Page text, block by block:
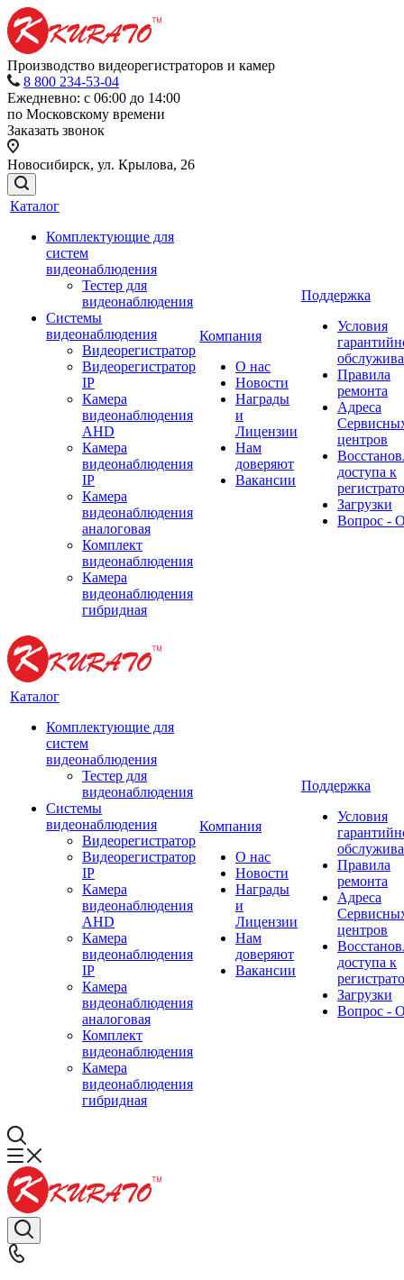
Производство видеорегистраторов и камер
8 800 234-53-04
Ежедневно: с 06:00 до 14:00
по Московскому времени
Заказать звонок
Новосибирск, ул. Крылова, 26
Каталог
Комплектующие для
систем
видеонаблюдения
Тестер для
видеонаблюдения
Системы
видеонаблюдения
Видеорегистратор
Видеорегистратор
IP
Камера
видеонаблюдения
AHD
Камера
видеонаблюдения
IP
Камера
видеонаблюдения
аналоговая
Комплект
видеонаблюдения
Камера
видеонаблюдения
гибридная
Компания
О нас
Новости
Награды
и
Лицензии
Нам
доверяют
Вакансии
Поддержка
Условия
Правила
ремонта
Адреса
центров
доступа к
Загрузки
Вопрос -
Каталог
Комплектующие для
систем
видеонаблюдения
Тестер для
видеонаблюдения
Системы
видеонаблюдения
Видеорегистратор
Видеорегистратор
IP
Камера
видеонаблюдения
AHD
Камера
видеонаблюдения
IP
Камера
видеонаблюдения
аналоговая
Комплект
видеонаблюдения
Камера
видеонаблюдения
гибридная
Компания
О нас
Новости
Награды
и
Лицензии
Нам
доверяют
Вакансии
Поддержка
Условия
Правила
ремонта
Адреса
центров
доступа к
Загрузки
Вопрос -